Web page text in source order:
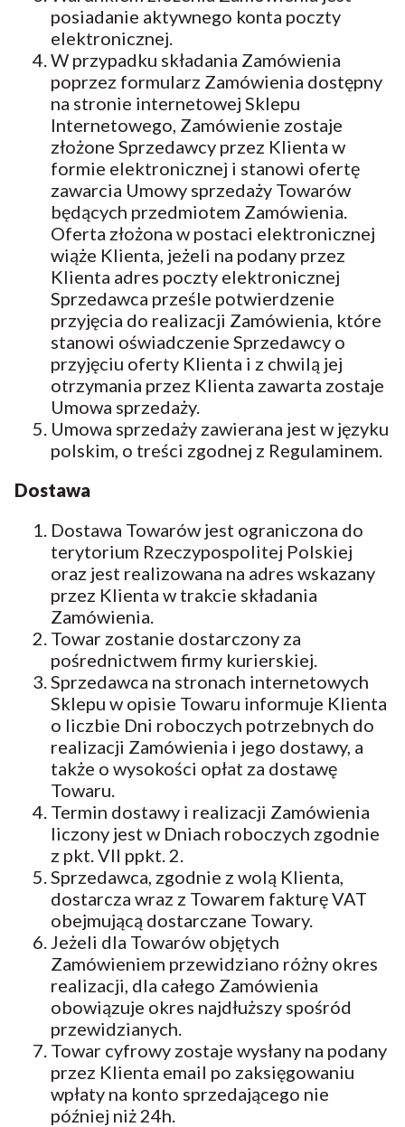
posiadanie aktywnego konta poczty
elektronicznej.
W przypadku składania Zamówienia
poprzez formularz Zamówienia dostępny
na stronie internetowej Sklepu
Internetowego, Zamówienie zostaje
złożone Sprzedawcy przez Klienta w
formie elektronicznej i stanowi ofertę
zawarcia Umowy sprzedaży Towarów
będących przedmiotem Zamówienia.
Oferta złożona w postaci elektronicznej
wiąże Klienta, jeżeli na podany przez
Klienta adres poczty elektronicznej
Sprzedawca prześle potwierdzenie
przyjęcia do realizacji Zamówienia, które
stanowi oświadczenie Sprzedawcy o
przyjęciu oferty Klienta i z chwilą jej
otrzymania przez Klienta zawarta zostaje
Umowa sprzedaży.
Umowa sprzedaży zawierana jest w języku
polskim, o treści zgodnej z Regulaminem.
Dostawa
Dostawa Towarów jest ograniczona do
terytorium Rzeczypospolitej Polskiej
oraz jest realizowana na adres wskazany
przez Klienta w trakcie składania
Zamówienia.
Towar zostanie dostarczony za
pośrednictwem firmy kurierskiej.
Sprzedawca na stronach internetowych
Sklepu w opisie Towaru informuje Klienta
o liczbie Dni roboczych potrzebnych do
realizacji Zamówienia i jego dostawy, a
także o wysokości opłat za dostawę
Towaru.
Termin dostawy i realizacji Zamówienia
liczony jest w Dniach roboczych zgodnie
z pkt. VII ppkt. 2.
Sprzedawca, zgodnie z wolą Klienta,
dostarcza wraz z Towarem fakturę VAT
obejmującą dostarczane Towary.
Jeżeli dla Towarów objętych
Zamówieniem przewidziano różny okres
realizacji, dla całego Zamówienia
obowiązuje okres najdłuższy spośród
przewidzianych.
Towar cyfrowy zostaje wysłany na podany
przez Klienta email po zaksięgowaniu
wpłaty na konto sprzedającego nie
później niż 24h.